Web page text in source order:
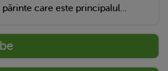
părinte care este principalul...